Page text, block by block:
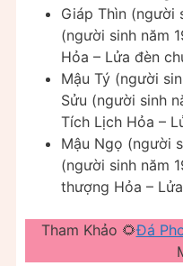
Giáp Thìn (người
(người sinh năm
Hỏa – Lửa đèn
Mậu Tý (người
Sửu (người sinh
Tích Lịch Hỏa –
Mậu Ngọ (người
(người sinh năm
thượng Hỏa –
Tham Khảo 🌻Đá